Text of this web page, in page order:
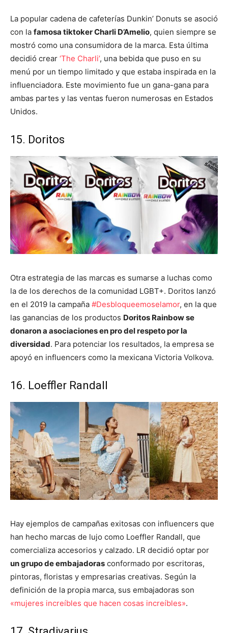
La popular cadena de cafeterías Dunkin’ Donuts se asoció
con la famosa tiktoker Charli D’Amelio, quien siempre se
mostró como una consumidora de la marca. Esta última
decidió crear ‘The Charli’, una bebida que puso en su
menú por un tiempo limitado y que estaba inspirada en la
influenciadora. Este movimiento fue un gana-gana para
ambas partes y las ventas fueron numerosas en Estados
Unidos.
15. Doritos
Otra estrategia de las marcas es sumarse a luchas como
la de los derechos de la comunidad LGBT+. Doritos lanzó
en el 2019 la campaña #Desbloqueemoselamor, en la que
las ganancias de los productos Doritos Rainbow se
donaron a asociaciones en pro del respeto por la
diversidad. Para potenciar los resultados, la empresa se
apoyó en influencers como la mexicana Victoria Volkova.
16. Loeffler Randall
Hay ejemplos de campañas exitosas con influencers que
han hecho marcas de lujo como Loeffler Randall, que
comercializa accesorios y calzado. LR decidió optar por
un grupo de embajadoras conformado por escritoras,
pintoras, floristas y empresarias creativas. Según la
definición de la propia marca, sus embajadoras son
«mujeres increíbles que hacen cosas increíbles».